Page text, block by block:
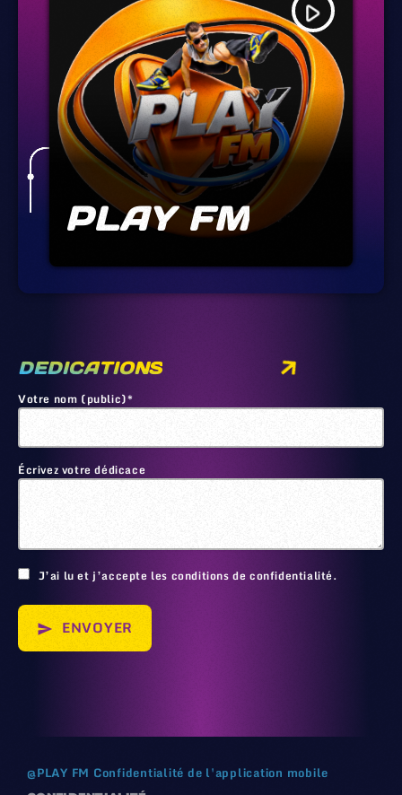
play_arrow
PLAY FM
DEDICATIONS
Votre nom (public)*
Écrivez votre dédicace
J’ai lu et j’accepte les conditions de confidentialité.
send ENVOYER
@PLAY FM Confidentialité de l'application mobile